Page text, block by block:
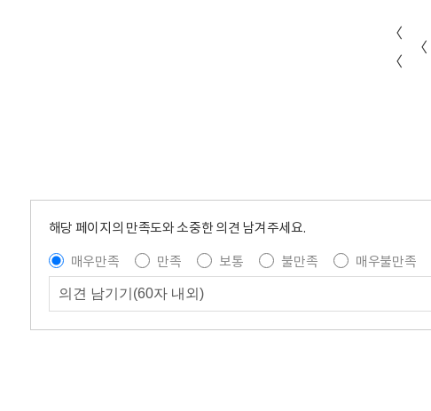
〈
〈
〈
해당 페이지의 만족도와 소중한 의견 남겨주세요.
매우만족
만족 보통 불만족
매우불만족